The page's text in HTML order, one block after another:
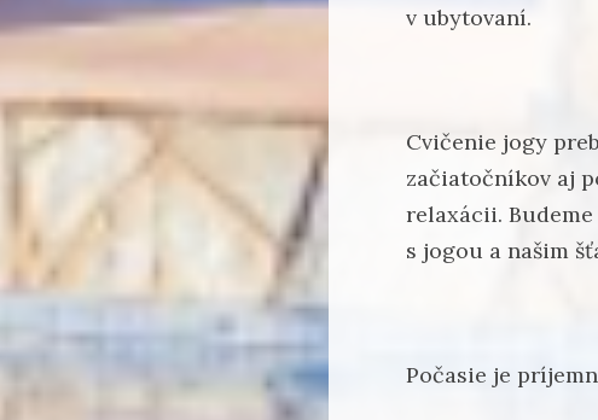
v ubytovaní.
Cvičenie jogy
začiatočníkov aj
relaxácii.
s jogou a našim
Počasie je